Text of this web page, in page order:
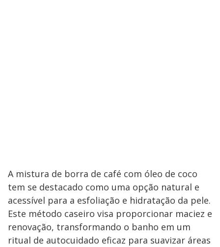
A mistura de borra de café com óleo de coco
tem se destacado como uma opção natural e
acessível para a esfoliação e hidratação da pele.
Este método caseiro visa proporcionar maciez e
renovação, transformando o banho em um
ritual de autocuidado eficaz para suavizar áreas